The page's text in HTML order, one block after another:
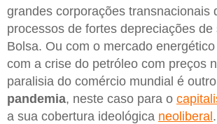
grandes corporações transnacionais
processos de fortes depreciações de
Bolsa. Ou com o mercado
com a crise do petróleo com preços
paralisia do comércio mundial é
pandemia, neste caso para o
a sua cobertura ideológica neoliberal.